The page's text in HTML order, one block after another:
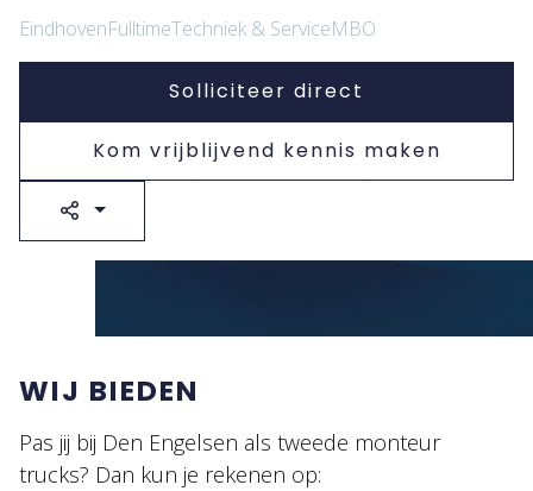
EindhovenFulltimeTechniek & ServiceMBO
Solliciteer direct
Kom vrijblijvend kennis maken
WIJ BIEDEN
Pas jij bij Den Engelsen als tweede monteur
trucks? Dan kun je rekenen op: